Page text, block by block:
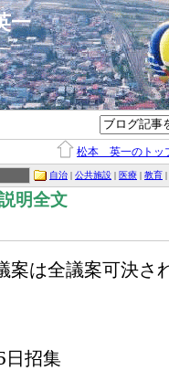
英一
松本 英一のトッ
自治 | 公共施設 | 医療 | 教育 |
明全文
は全議案可決さ
日招集